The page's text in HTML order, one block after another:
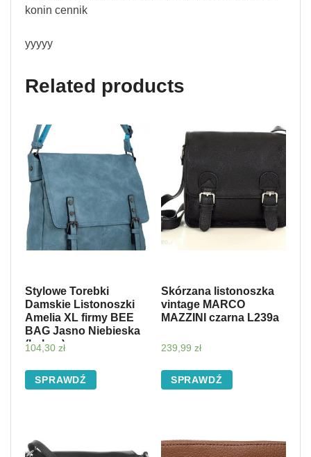
konin cennik
yyyyy
Related products
Stylowe Torebki
Damskie Listonoszki
Amelia XL firmy BEE
BAG Jasno Niebieska
(kolory)
104,30 zł
SPRAWDŹ
Skórzana listonoszka
vintage MARCO
MAZZINI czarna L239a
239,99 zł
SPRAWDŹ